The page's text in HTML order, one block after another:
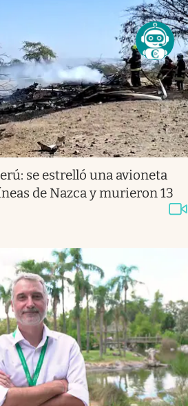
se estrelló una avioneta
de Nazca y murieron 13